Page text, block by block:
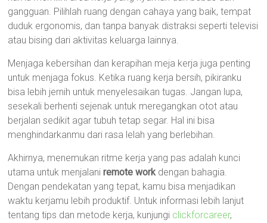
gangguan. Pilihlah ruang dengan cahaya yang baik, tempat
duduk ergonomis, dan tanpa banyak distraksi seperti televisi
atau bising dari aktivitas keluarga lainnya.
Menjaga kebersihan dan kerapihan meja kerja juga penting
untuk menjaga fokus. Ketika ruang kerja bersih, pikiranku
bisa lebih jernih untuk menyelesaikan tugas. Jangan lupa,
sesekali berhenti sejenak untuk meregangkan otot atau
berjalan sedikit agar tubuh tetap segar. Hal ini bisa
menghindarkanmu dari rasa lelah yang berlebihan.
Akhirnya, menemukan ritme kerja yang pas adalah kunci
utama untuk menjalaniremote workdengan bahagia.
Dengan pendekatan yang tepat, kamu bisa menjadikan
waktu kerjamu lebih produktif. Untuk informasi lebih lanjut
tentang tips dan metode kerja, kunjungi clickforcareer,